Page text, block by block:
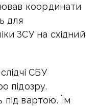
координати
для
ЗСУ на східний
СБУ
підозру.
вартою. Їм